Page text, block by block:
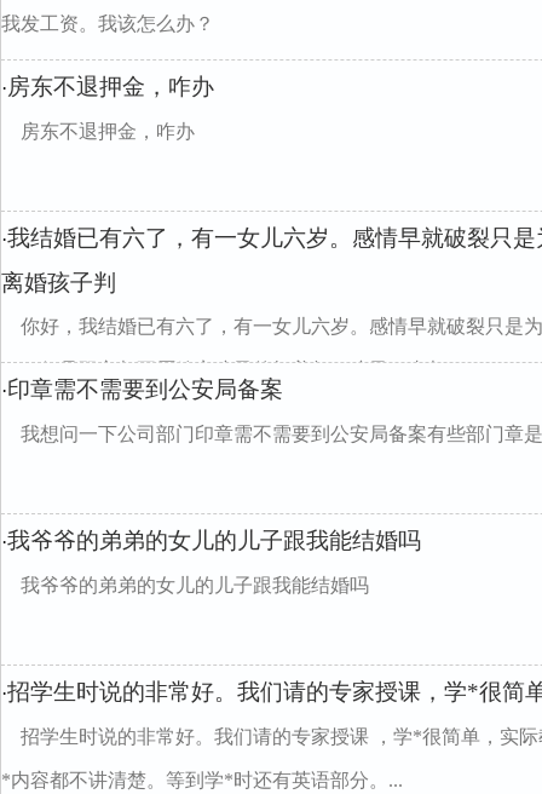
我发工资。我该怎么办？
·房东不退押金，咋办
房东不退押金，咋办
·我结婚已有六了，有一女儿六岁。感情早就破裂只
离婚孩子判
你好，我结婚已有六了，有一女儿六岁。感情早就破裂只是
了，但是双方都不愿放弃孩子的抚养权，孩子一直都...
·印章需不需要到公安局备案
我想问一下公司部门印章需不需要到公安局备案有些部门章
·我爷爷的弟弟的女儿的儿子跟我能结婚吗
我爷爷的弟弟的女儿的儿子跟我能结婚吗
·招学生时说的非常好。我们请的专家授课，学*很简
招学生时说的非常好。我们请的专家授课 ，学*很简单，实
*内容都不讲清楚。等到学*时还有英语部分。...